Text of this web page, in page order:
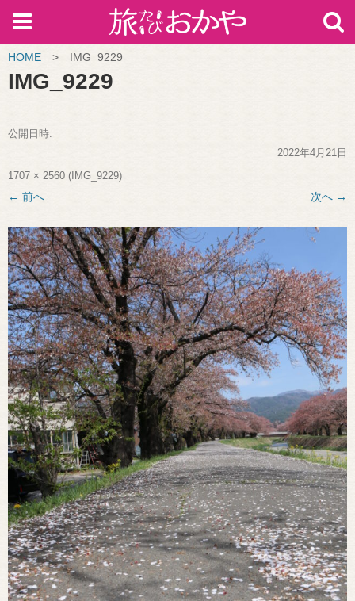
HOME > IMG_9229
IMG_9229
公開日時:
2022年4月21日
1707 × 2560 ( IMG_9229)
← 前へ 次へ →